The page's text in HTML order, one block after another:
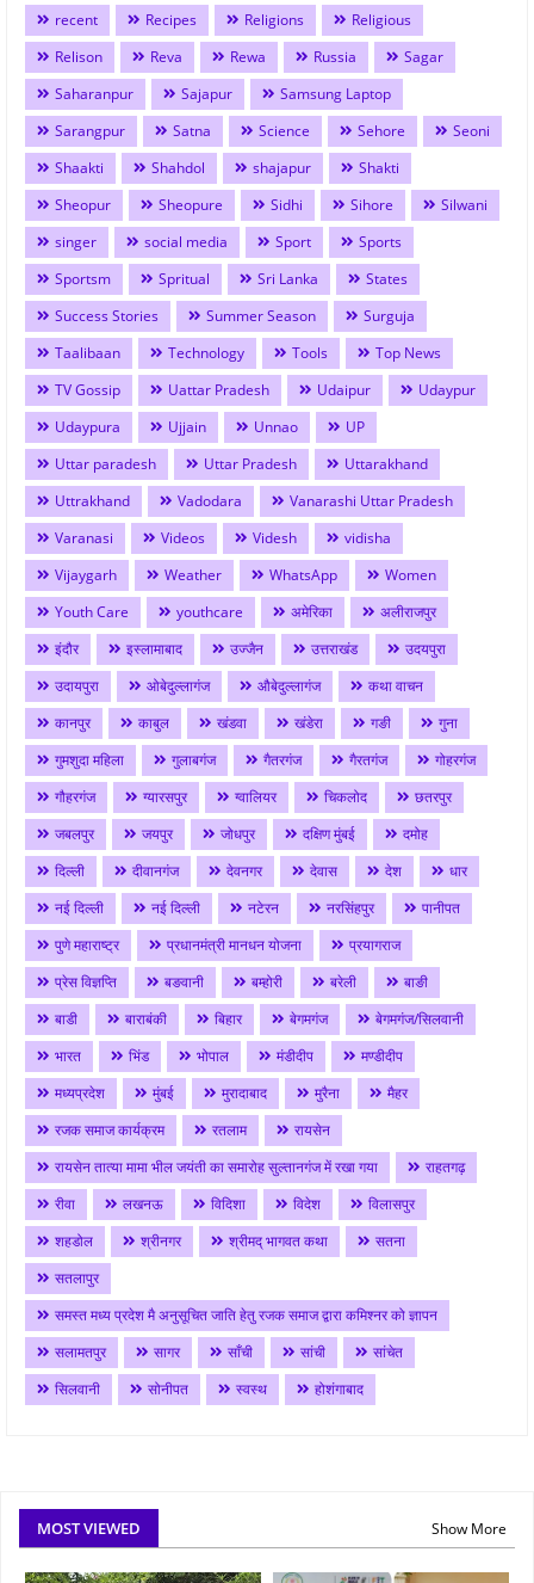
recent
Recipes Religions
Religious
Relison
Reva Rewa Russia
Sagar
Saharanpur
Sajapur
Samsung Laptop
Sarangpur
Satna Science Sehore
Seoni
Shaakti
Shahdol shajapur
Shakti
Sheopur
Sheopure Sidhi Sihore
Silwani
singer
social media Sport
Sports
Sportsm
Spritual Sri Lanka
States
Success Stories
Summer Season
Surguja
Taalibaan
Technology Tools
Top News
TV Gossip
Uattar Pradesh Udaipur
Udaypur
Udaypura
Ujjain Unnao
UP
Uttar paradesh
Uttar Pradesh
Uttarakhand
Uttrakhand
Vadodara
Vanarashi Uttar Pradesh
Varanasi
Videos Videsh
vidisha
Vijaygarh
Weather WhatsApp
Women
Youth Care
youthcare अमेरिका
अलीराजपुर
इंदौर
इस्लामाबाद उज्जैन उत्तराखंड
उदयपुरा
उदायपुरा
ओबेदुल्लागंज औबेदुल्लागंज
कथा वाचन
कानपुर
काबुल खंडवा खंडेरा गङी
गुना
गुमशुदा महिला
गुलाबगंज गैतरगंज गैरतगंज
गोहरगंज
गौहरगंज
ग्यारसपुर ग्वालियर चिकलोद
छतरपुर
जबलपुर
जयपुर जोधपुर दक्षिण मुंबई
दमोह
दिल्ली
दीवानगंज देवनगर देवास देश
धार
नई दिल्ली
नई दिल्ली नटेरन नरसिंहपुर
पानीपत
पुणे महाराष्ट्र
प्रधानमंत्री मानधन योजना
प्रयागराज
प्रेस विज्ञप्ति
बङवानी बम्होरी बरेली
बाङी
बाडी
बाराबंकी बिहार बेगमगंज
बेगमगंज/सिलवानी
भारत
भिंड भोपाल मंडीदीप
मण्डीदीप
मध्यप्रदेश
मुंबई मुरादाबाद मुरैना
मैहर
रजक समाज कार्यक्रम
रतलाम
रायसेन
रायसेन तात्या मामा भील जयंती का समारोह सुल्तानगंज में रखा गया
राहतगढ़
रीवा
लखनऊ विदिशा विदेश
विलासपुर
शहडोल
श्रीनगर श्रीमद् भागवत कथा
सतना
सतलापुर
समस्त मध्य प्रदेश मै अनुसूचित जाति हेतु रजक समाज द्वारा कमिश्नर को ज्ञापन
सलामतपुर
सागर साँची सांची
सांचेत
सिलवानी
सोनीपत स्वस्थ होशंगाबाद
MOST VIEWED Show More